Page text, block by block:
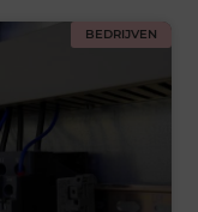
BEDRIJVEN